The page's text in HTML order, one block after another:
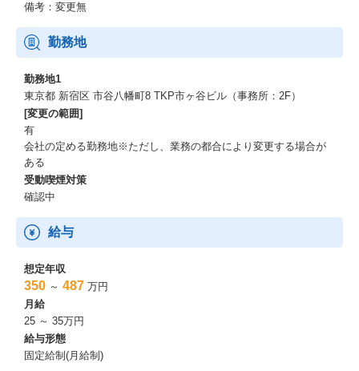
挑戦を応援する会社です♬
■社内公募制度
新たな人材を募集する部署が社内に希望者を募り、選考のうえ人
事異動で迎え入れる制度です。
｢やりたい人が手を挙げる｣という社員のチャレンジ意欲をベース
に、社内の活性化、人財の発掘、部門間の人財交流促進も図って
おります。
■TKPAwards（表彰制度）
TKPバリュー(TKP社員行動指針)を体現し、功績をあげた社員を表
彰する制度です。
※2024年度 賞金実績
1位：30万円＋副賞
2位：20万円＋副賞
3位：10万円＋副賞
特別賞：5万円
■河野塾
次世代経営幹部育成の場として実施。
各部門の責任者が、原則30歳以下の期待する社員を候補生として
推薦し、人事の選考を経てメンバｰが選抜されます。
備考：変更無
勤務地
勤務地1
東京都 新宿区 市谷八幡町8 TKP市ヶ谷ビル（事務所：2F）
[変更の範囲]
有
会社の定める勤務地※ただし、業務の都合により変更する場合が
ある
受動喫煙対策
確認中
給与
想定年収
350 ～ 487 万円
月給
25 ～ 35万円
給与形態
固定給制(月給制)